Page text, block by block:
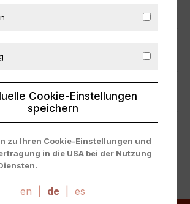
INFORMATIONEN
Cookie-Einstellungen
speichern
zu Ihren Cookie-Einstellungen und
in die USA bei der Nutzung
notwendig, um unsere Website
en de es